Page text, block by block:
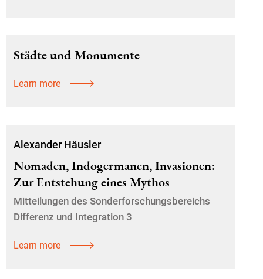
Städte und Monumente
Learn more
Alexander Häusler
Nomaden, Indogermanen, Invasionen:
Zur Entstehung eines Mythos
Mitteilungen des Sonderforschungsbereichs
Differenz und Integration 3
Learn more